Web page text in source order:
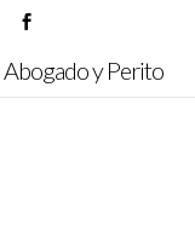
Abogado y Perito